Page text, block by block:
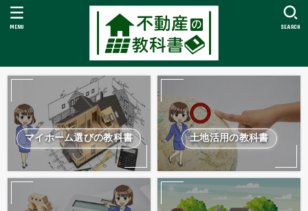
SEARCH
MENU
マイホーム選びの教科書 土地活用の教科書